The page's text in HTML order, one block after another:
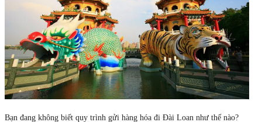
Bạn đang không biết quy trình gửi hàng hóa đi Đài Loan như thế nào?